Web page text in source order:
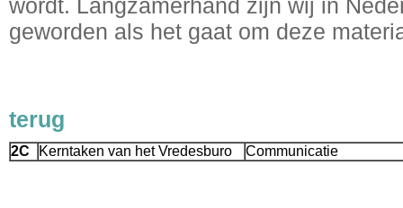
wordt. Langzamerhand zijn wij in
geworden als het gaat om deze
terug
2C Kerntaken van het Vredesburo Communicatie